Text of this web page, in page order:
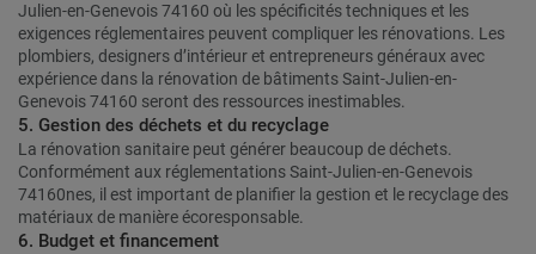
Julien-en-Genevois 74160 où les spécificités techniques et les
exigences réglementaires peuvent compliquer les rénovations. Les
plombiers, designers d’intérieur et entrepreneurs généraux avec
expérience dans la rénovation de bâtiments Saint-Julien-en-
Genevois 74160 seront des ressources inestimables.
5. Gestion des déchets et du recyclage
La rénovation sanitaire peut générer beaucoup de déchets.
Conformément aux réglementations Saint-Julien-en-Genevois
74160nes, il est important de planifier la gestion et le recyclage des
matériaux de manière écoresponsable.
6. Budget et financement